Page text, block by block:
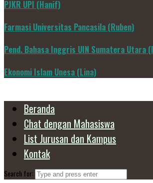
PJKR UPI (Hanif)
Farmasi Universitas Pancasila (Ruben)
Pend. Bahasa Inggris UIN Sumatera Utara
Ekonomi Islam Unesa (Lina)
Beranda
Chat dengan Mahasiswa
List Jurusan dan Kampus
Kontak
Search for: